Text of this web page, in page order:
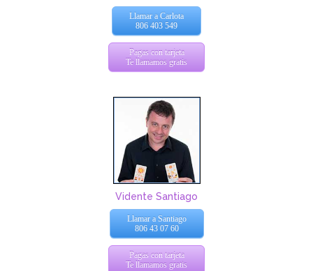
Llamar a Carlota
806 403 549
Pagas con tarjeta
Te llamamos gratis
Vidente Santiago
Llamar a Santiago
806 43 07 60
Pagas con tarjeta
Te llamamos gratis